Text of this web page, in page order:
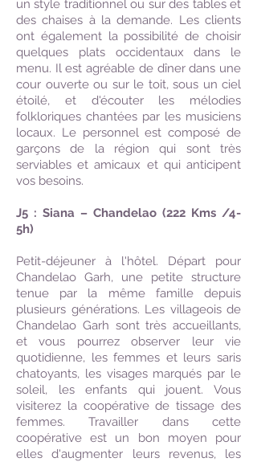
un style traditionnel ou sur des tables et
des chaises à la demande. Les clients
ont également la possibilité de choisir
quelques plats occidentaux dans le
menu. Il est agréable de dîner dans une
cour ouverte ou sur le toit, sous un ciel
étoilé, et d'écouter les mélodies
folkloriques chantées par les musiciens
locaux. Le personnel est composé de
garçons de la région qui sont très
serviables et amicaux et qui anticipent
vos besoins.
J5 : Siana – Chandelao (222 Kms /4-
5h)
Petit-déjeuner à l'hôtel. Départ pour
Chandelao Garh, une petite structure
tenue par la même famille depuis
plusieurs générations. Les villageois de
Chandelao Garh sont très accueillants,
et vous pourrez observer leur vie
quotidienne, les femmes et leurs saris
chatoyants, les visages marqués par le
soleil, les enfants qui jouent. Vous
visiterez la coopérative de tissage des
femmes. Travailler dans cette
coopérative est un bon moyen pour
elles d'augmenter leurs revenus, les